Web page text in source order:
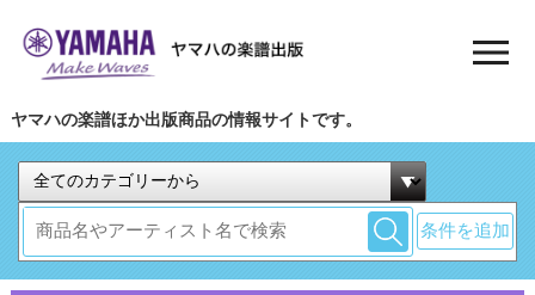
ヤマハの楽譜ほか出版商品の情報サイトです。
条件を追加